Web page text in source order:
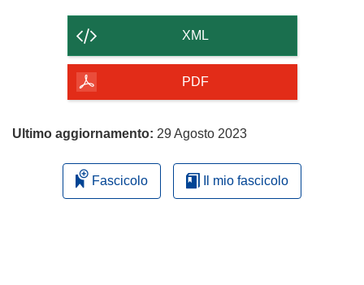
contenuto
della
pagina
XML
PDF
Ultimo aggiornamento: 29 Agosto 2023
Fascicolo Il mio fascicolo